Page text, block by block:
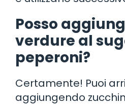
Posso
verdure al
peperoni?
Certamente! Puoi
aggiungendo